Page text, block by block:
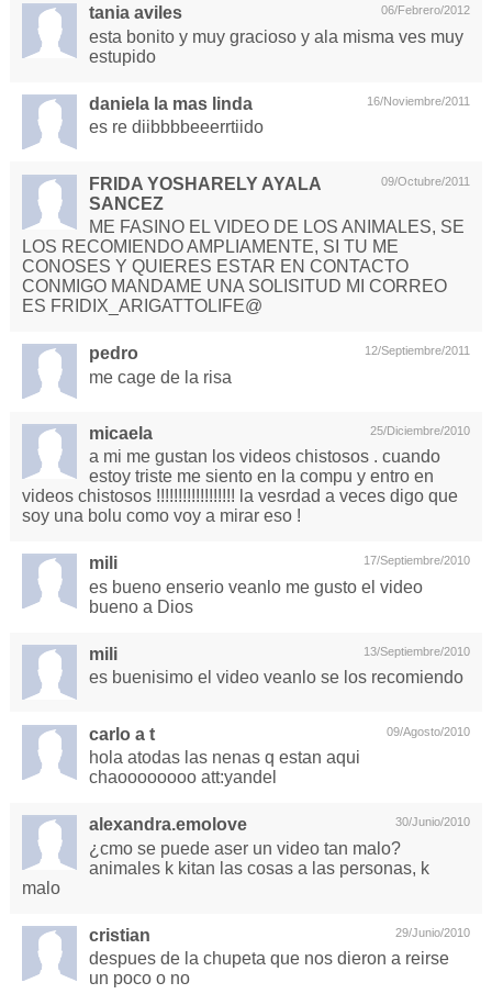
06/Febrero/2012
tania aviles
esta bonito y muy gracioso y ala misma ves muy
estupido
16/Noviembre/2011
daniela la mas linda
es re diibbbbeeerrtiido
09/Octubre/2011
FRIDA YOSHARELY AYALA
SANCEZ
ME FASINO EL VIDEO DE LOS ANIMALES, SE
LOS RECOMIENDO AMPLIAMENTE, SI TU ME
CONOSES Y QUIERES ESTAR EN CONTACTO
CONMIGO MANDAME UNA SOLISITUD MI CORREO
ES FRIDIX_ARIGATTOLIFE@
12/Septiembre/2011
pedro
me cage de la risa
25/Diciembre/2010
micaela
a mi me gustan los videos chistosos . cuando
estoy triste me siento en la compu y entro en
videos chistosos !!!!!!!!!!!!!!!!!! la vesrdad a veces digo que
soy una bolu como voy a mirar eso !
17/Septiembre/2010
mili
es bueno enserio veanlo me gusto el video
bueno a Dios
13/Septiembre/2010
mili
es buenisimo el video veanlo se los recomiendo
09/Agosto/2010
carlo a t
hola atodas las nenas q estan aqui
chaoooooooo att:yandel
30/Junio/2010
alexandra.emolove
¿cmo se puede aser un video tan malo?
animales k kitan las cosas a las personas, k
malo
29/Junio/2010
cristian
despues de la chupeta que nos dieron a reirse
un poco o no